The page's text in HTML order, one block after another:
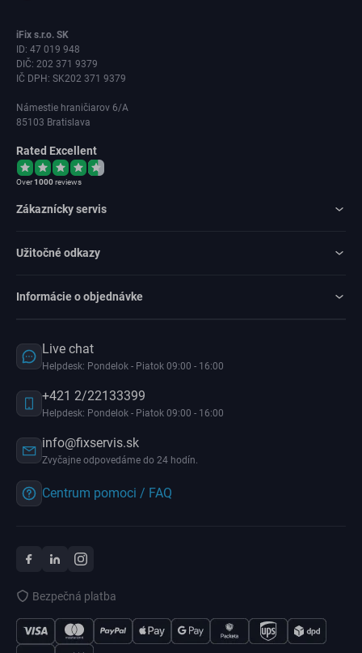
iFix s.r.o. SK
ID: 47 019 948
DIČ: 202 371 9379
IČ DPH: SK202 371 9379
Námestie hraničiarov 6/A
85103 Bratislava
Rated Excellent
Over1000reviews
Zákaznícky servis
Užitočné odkazy
Informácie o objednávke
Live chat
Helpdesk: Pondelok - Piatok 09:00 - 16:00
+421 2/22133399
Helpdesk: Pondelok - Piatok 09:00 - 16:00
info@fixservis.sk
Zvyčajne odpovedáme do 24 hodín.
Centrum pomoci / FAQ
Bezpečná platba